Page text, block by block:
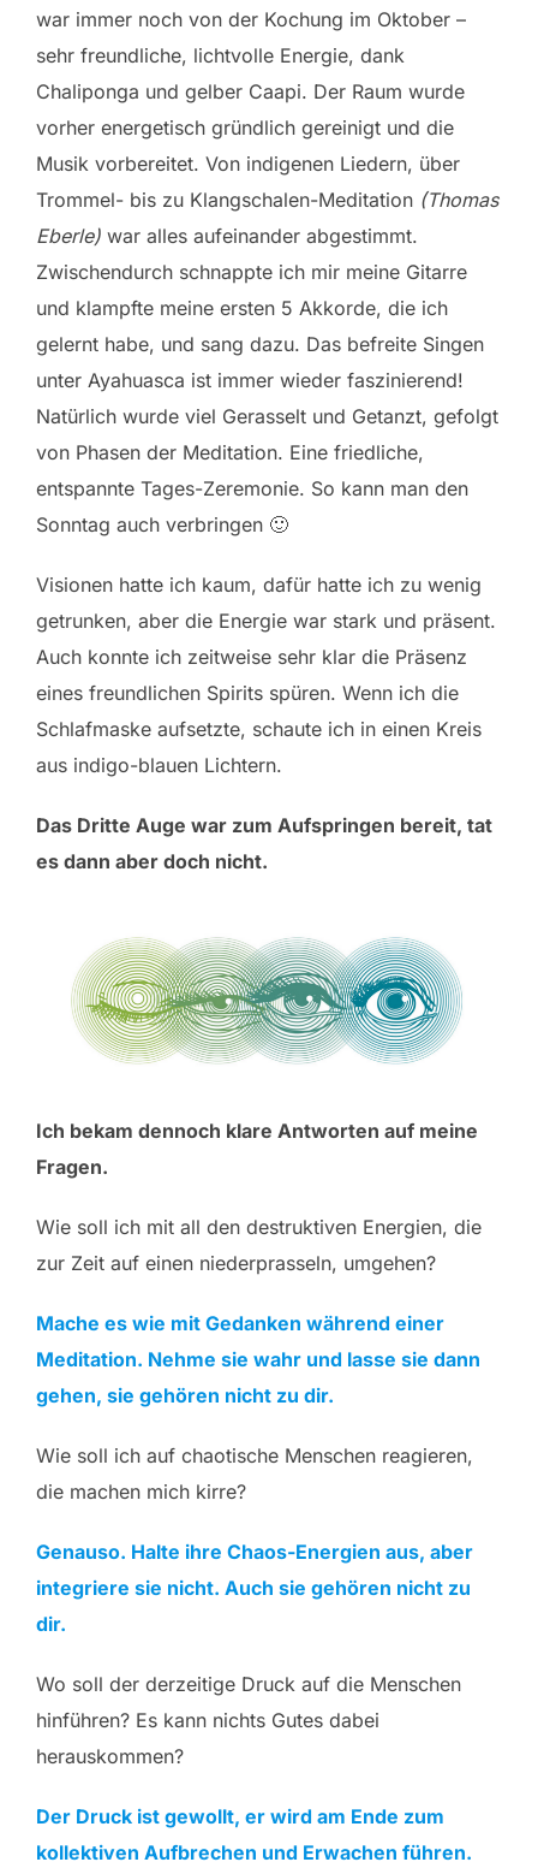
war immer noch von der Kochung im Oktober –
sehr freundliche, lichtvolle Energie, dank
Chaliponga und gelber Caapi. Der Raum wurde
vorher energetisch gründlich gereinigt und die
Musik vorbereitet. Von indigenen Liedern, über
Trommel- bis zu Klangschalen-Meditation (Thomas
Eberle) war alles aufeinander abgestimmt.
Zwischendurch schnappte ich mir meine Gitarre
und klampfte meine ersten 5 Akkorde, die ich
gelernt habe, und sang dazu. Das befreite Singen
unter Ayahuasca ist immer wieder faszinierend!
Natürlich wurde viel Gerasselt und Getanzt, gefolgt
von Phasen der Meditation. Eine friedliche,
entspannte Tages-Zeremonie. So kann man den
Sonntag auch verbringen 🙂
Visionen hatte ich kaum, dafür hatte ich zu wenig
getrunken, aber die Energie war stark und präsent.
Auch konnte ich zeitweise sehr klar die Präsenz
eines freundlichen Spirits spüren. Wenn ich die
Schlafmaske aufsetzte, schaute ich in einen Kreis
aus indigo-blauen Lichtern.
Das Dritte Auge war zum Aufspringen bereit, tat
es dann aber doch nicht.
Ich bekam dennoch klare Antworten auf meine
Fragen.
Wie soll ich mit all den destruktiven Energien, die
zur Zeit auf einen niederprasseln, umgehen?
Mache es wie mit Gedanken während einer
Meditation. Nehme sie wahr und lasse sie dann
gehen, sie gehören nicht zu dir.
Wie soll ich auf chaotische Menschen reagieren,
die machen mich kirre?
Genauso. Halte ihre Chaos-Energien aus, aber
integriere sie nicht. Auch sie gehören nicht zu
dir.
Wo soll der derzeitige Druck auf die Menschen
hinführen? Es kann nichts Gutes dabei
herauskommen?
Der Druck ist gewollt, er wird am Ende zum
kollektiven Aufbrechen und Erwachen führen.